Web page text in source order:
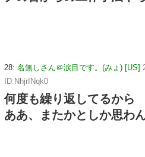
28: 名無しさん＠涙目です。(みょ) [US]
ID:NhjrINqk0
何度も繰り返してるから
ああ、またかとしか思わ